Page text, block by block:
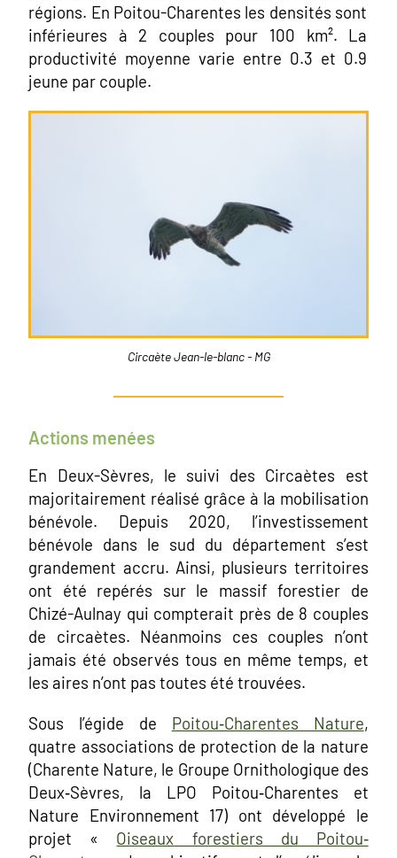
régions. En Poitou-Charentes les densités sont
inférieures à 2 couples pour 100 km². La
productivité moyenne varie entre 0.3 et 0.9
jeune par couple.
Circaète Jean-le-blanc - MG
Actions menées
En Deux-Sèvres, le suivi des Circaètes est
majoritairement réalisé grâce à la mobilisation
bénévole. Depuis 2020, l’investissement
bénévole dans le sud du département s’est
grandement accru. Ainsi, plusieurs territoires
ont été repérés sur le massif forestier de
Chizé-Aulnay qui compterait près de 8 couples
de circaètes. Néanmoins ces couples n’ont
jamais été observés tous en même temps, et
les aires n’ont pas toutes été trouvées.
Sous l’égide de Poitou‐Charentes Nature,
quatre associations de protection de la nature
(Charente Nature, le Groupe Ornithologique des
Deux‐Sèvres, la LPO Poitou‐Charentes et
Nature Environnement 17) ont développé le
projet « Oiseaux forestiers du Poitou‐